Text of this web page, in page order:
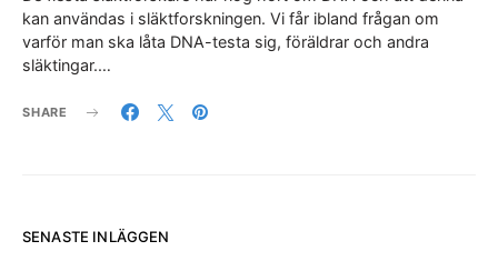
kan användas i släktforskningen. Vi får ibland frågan om
varför man ska låta DNA-testa sig, föräldrar och andra
släktingar.…
SHARE
SENASTE INLÄGGEN